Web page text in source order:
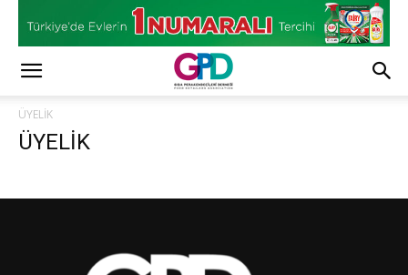
ÜYELİK
ÜYELİK